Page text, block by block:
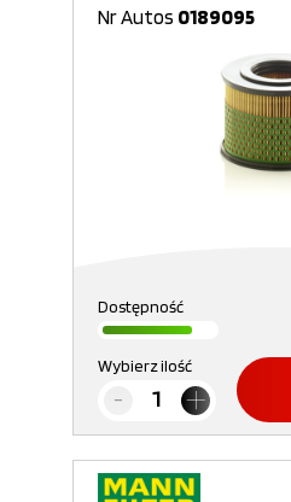
Nr Autos 0189095
Dostępność
Wybierz ilość